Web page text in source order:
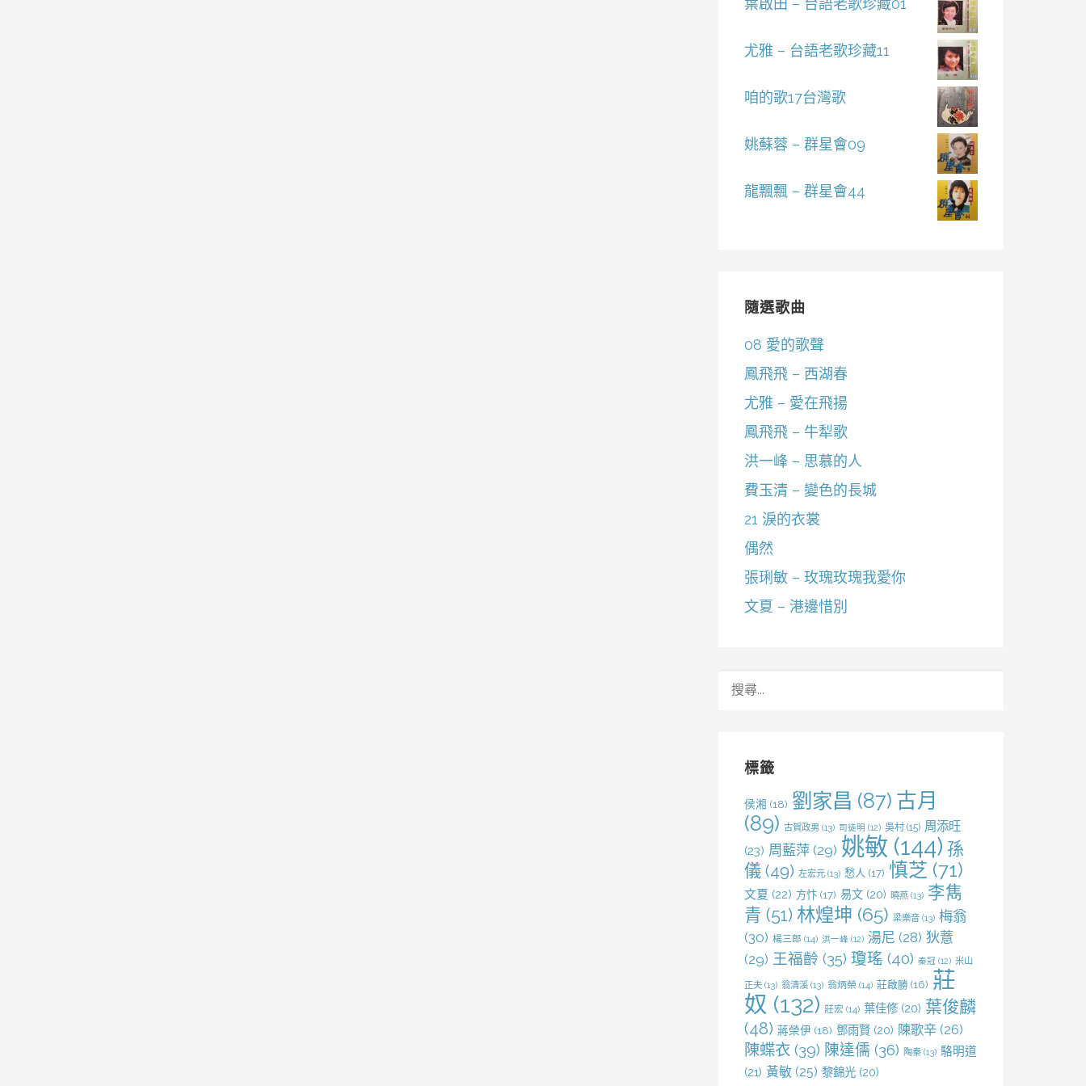
葉啟田 – 台語老歌珍藏01
尤雅 – 台語老歌珍藏11
咱的歌17台灣歌
姚蘇蓉 – 群星會09
龍飄飄 – 群星會44
隨選歌曲
08 愛的歌聲
鳳飛飛 – 西湖春
尤雅 – 愛在飛揚
鳳飛飛 – 牛犁歌
洪一峰 – 思慕的人
費玉清 – 變色的長城
21 淚的衣裳
偶然
張琍敏 – 玫瑰玫瑰我愛你
文夏 – 港邊惜別
標籤
侯湘 (18) 劉家昌 (87) 古月
(89) 古賀政男 (13) 司徒明 (12) 吳村(15) 周添旺
(23) 周藍萍(29) 姚敏 (144) 孫
儀(49) 左宏元(13) 愁人 (17) 慎芝 (71)
文夏 (22) 方忭(17) 易文(20) 曉燕(13) 李雋
青 (51) 林煌坤 (65) 梁樂音(13) 梅翁
(30) 楊三郎 (14) 洪一峰 (12) 湯尼 (28) 狄薏
(29) 王福齡 (35) 瓊瑤 (40) 秦冠 (12) 米山
正夫(13) 翁清溪(13) 翁炳榮 (14) 莊啟勝(16) 莊
奴 (132) 莊宏(14) 葉佳修(20) 葉俊麟
(48) 蔣榮伊 (18) 鄧雨賢(20) 陳歌辛(26)
陳蝶衣(39) 陳達儒 (36) 陶秦(13) 駱明道
(21) 黃敏(25) 黎錦光(20)